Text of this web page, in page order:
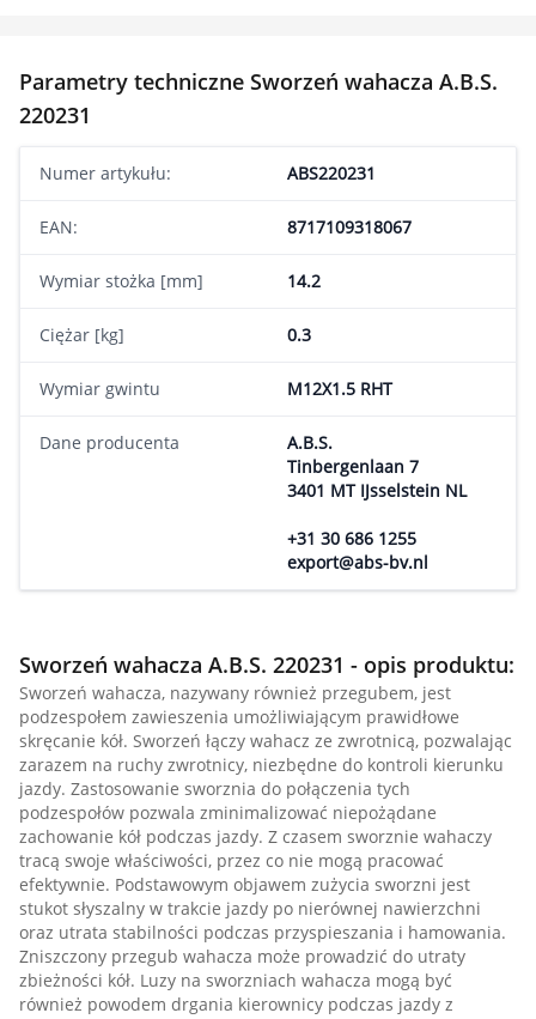
Parametry techniczne Sworzeń wahacza A.B.S.
220231
Numer artykułu: ABS220231
EAN: 8717109318067
Wymiar stożka [mm] 14.2
Ciężar [kg] 0.3
Wymiar gwintu M12X1.5 RHT
Dane producenta
A.B.S.
Tinbergenlaan 7
3401 MT IJsselstein NL
+31 30 686 1255
export@abs-bv.nl
Sworzeń wahacza A.B.S. 220231 - opis produktu:
Sworzeń wahacza, nazywany również przegubem, jest
podzespołem zawieszenia umożliwiającym prawidłowe
skręcanie kół. Sworzeń łączy wahacz ze zwrotnicą, pozwalając
zarazem na ruchy zwrotnicy, niezbędne do kontroli kierunku
jazdy. Zastosowanie sworznia do połączenia tych
podzespołów pozwala zminimalizować niepożądane
zachowanie kół podczas jazdy. Z czasem sworznie wahaczy
tracą swoje właściwości, przez co nie mogą pracować
efektywnie. Podstawowym objawem zużycia sworzni jest
stukot słyszalny w trakcie jazdy po nierównej nawierzchni
oraz utrata stabilności podczas przyspieszania i hamowania.
Zniszczony przegub wahacza może prowadzić do utraty
zbieżności kół. Luzy na sworzniach wahacza mogą być
również powodem drgania kierownicy podczas jazdy z